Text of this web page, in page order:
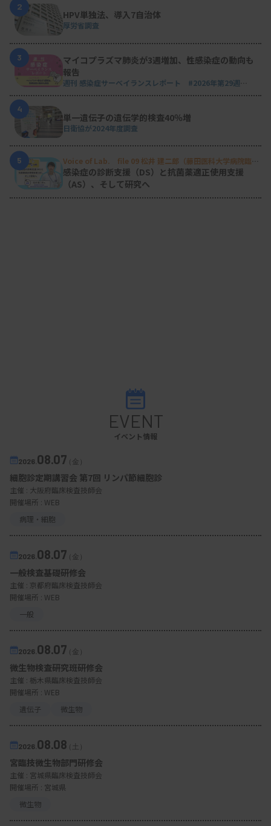
2
HPV単独法、導入7自治体
厚労省調査
3
マイコプラズマ肺炎が3週増加、性感染症の動向も
報告
週刊 感染症サーベイランスレポート #2026年第29週
4
単一遺伝子の遺伝学的検査40％増
日衛協が2024年度調査
5
Voice of Lab. file 09 松井 建二郎（藤田医科大学病院臨床
検査部微生物遺伝子検査室）
感染症の診断支援（DS）と抗菌薬適正使用支援
（AS）、そして研究へ
EVENT
イベント情報
2026. 08.07（金）
細胞診定期講習会 第7回 リンパ節細胞診
主催 : 大阪府臨床検査技師会
開催場所 : WEB
病理・細胞
2026. 08.07（金）
一般検査基礎研修会
主催 : 京都府臨床検査技師会
開催場所 : WEB
一般
2026. 08.07（金）
微生物検査研究班研修会
主催 : 栃木県臨床検査技師会
開催場所 : WEB
遺伝子
微生物
2026. 08.08（土）
宮臨技微生物部門研修会
主催 : 宮城県臨床検査技師会
開催場所 : 宮城県
微生物